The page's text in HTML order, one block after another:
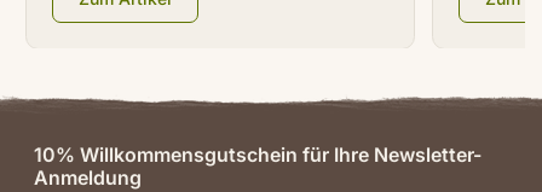
10% Willkommensgutschein für Ihre Newsletter-
Anmeldung